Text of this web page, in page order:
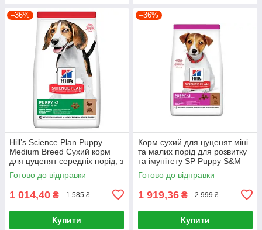
–36%
Hill’s Science Plan Puppy
Medium Breed Сухий корм
для цуценят середніх порід, з
ягням і рисом, 2,5 кг
Готово до відправки
1 014,40 ₴ 1 585 ₴
Купити
–36%
Корм сухий для цуценят міні
та малих порід для розвитку
та імунітету SP Puppy S&M
L&R 6кг, Ягня та рис
Готово до відправки
1 919,36 ₴ 2 999 ₴
Купити